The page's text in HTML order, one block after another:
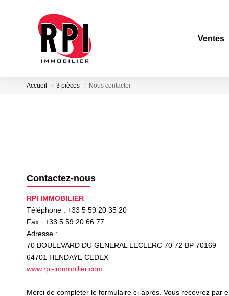
Ventes
Accueil 3 pièces Nous contacter
Contactez-nous
RPI IMMOBILIER
Téléphone : +33 5 59 20 35 20
Fax : +33 5 59 20 66 77
Adresse :
70 BOULEVARD DU GENERAL LECLERC 70 72 BP 70169
64701 HENDAYE CEDEX
www.rpi-immobilier.com
Merci de compléter le formulaire ci-après. Vous recevrez par